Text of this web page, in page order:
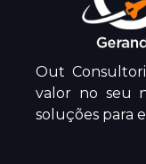
Out
valor no seu
soluções para